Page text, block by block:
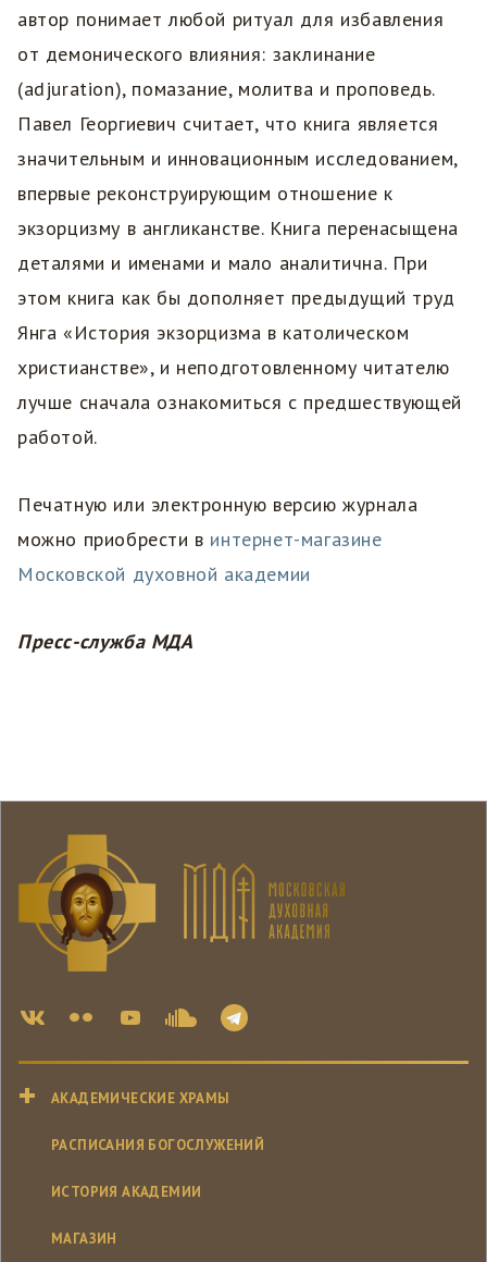
автор понимает любой ритуал для избавления
от демонического влияния: заклинание
(adjuration), помазание, молитва и проповедь.
Павел Георгиевич считает, что книга является
значительным и инновационным исследованием,
впервые реконструирующим отношение к
экзорцизму в англиканстве. Книга перенасыщена
деталями и именами и мало аналитична. При
этом книга как бы дополняет предыдущий труд
Янга «История экзорцизма в католическом
христианстве», и неподготовленному читателю
лучше сначала ознакомиться с предшествующей
работой.
Печатную или электронную версию журнала
можно приобрести в интернет-магазине
Московской духовной академии
Пресс-служба МДА
АКАДЕМИЧЕСКИЕ ХРАМЫ
РАСПИСАНИЯ БОГОСЛУЖЕНИЙ
ИСТОРИЯ АКАДЕМИИ
МАГАЗИН